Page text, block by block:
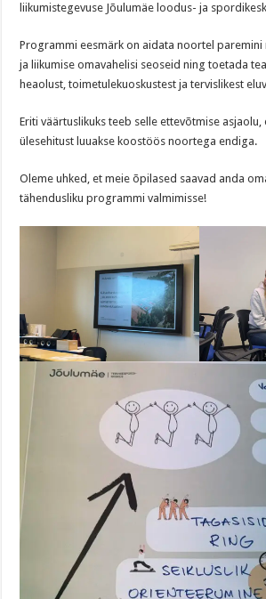
liikumistegevuse Jõulumäe loodus- ja
Programmi eesmärk on aidata noortel paremini
ja liikumise omavahelisi seoseid ning toetada
heaolust, toimetulekuoskustest ja tervislikest
Eriti väärtuslikuks teeb selle ettevõtmise
ülesehitust luuakse koostöös noortega endiga.
Oleme uhked, et meie õpilased saavad anda
tähendusliku programmi valmimisse!